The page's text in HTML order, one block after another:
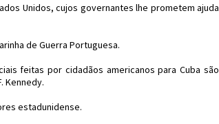
Unidos, cujos governantes lhe prometem ajuda
de Guerra Portuguesa.
feitas por cidadãos americanos para Cuba são
Kennedy.
estadunidense.